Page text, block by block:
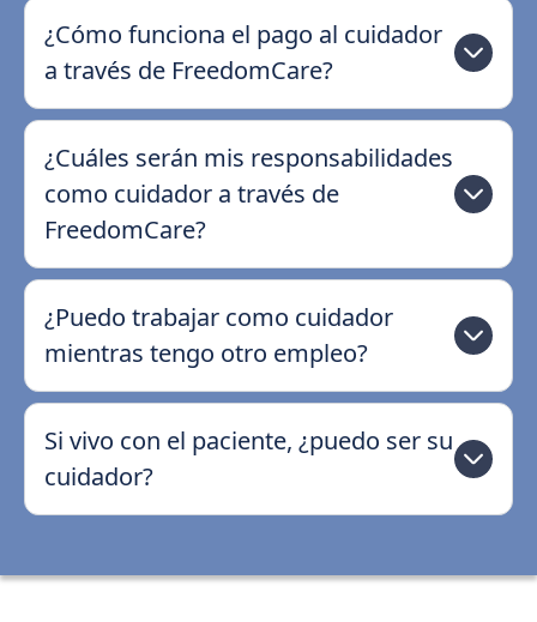
¿Cómo funciona el pago al cuidador
a través de FreedomCare?
¿Cuáles serán mis responsabilidades
como cuidador a través de
FreedomCare?
¿Puedo trabajar como cuidador
mientras tengo otro empleo?
Si vivo con el paciente, ¿puedo ser su
cuidador?